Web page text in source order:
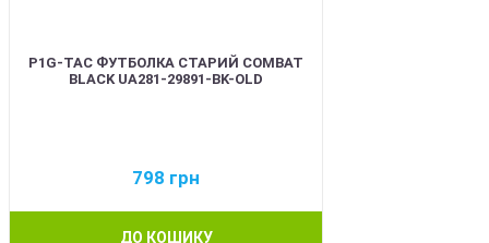
P1G-TAC ФУТБОЛКА СТАРИЙ COMBAT
BLACK UA281-29891-BK-OLD
798 грн
ДО КОШИКУ